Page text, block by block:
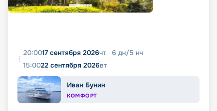
20:0017 сентября 2026чт 6 дн/5 нч
15:0022 сентября 2026вт
Иван Бунин
КОМФОРТ